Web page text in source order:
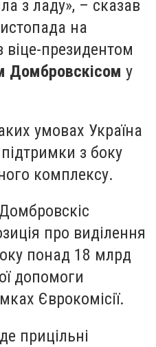
з ладу», – сказав
на
віце-президентом
Домбровскісом у
умовах Україна
з боку
комплексу.
про виділення
понад 18 млрд
допомоги
Єврокомісії.
прицільні